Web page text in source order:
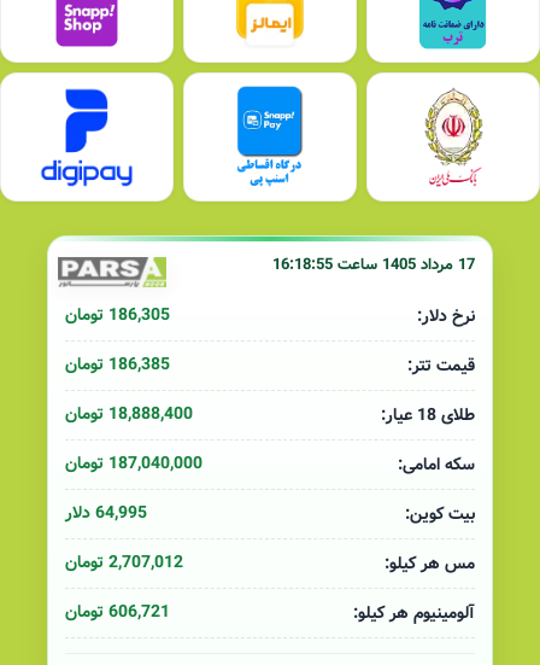
17 مرداد 1405 ساعت 16:18:55
نرخ دلار:
186,305 تومان
قیمت تتر:
186,385 تومان
طلای 18 عیار:
18,888,400 تومان
سکه امامی:
187,040,000 تومان
بیت کوین:
64,995 دلار
مس هر کیلو:
2,707,012 تومان
آلومینیوم هر کیلو:
606,721 تومان